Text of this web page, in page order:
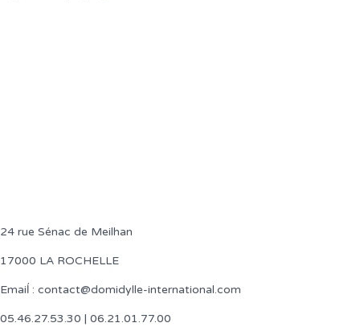
24 rue Sénac de Meilhan
17000 LA ROCHELLE
Emaiĺ : contact@domidylle-international.com
05.46.27.53.30 | 06.21.01.77.00